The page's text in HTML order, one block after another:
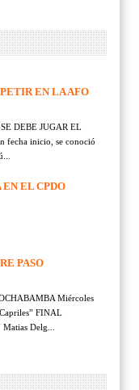
EN LA AFO
DEBE JUGAR EL
fecha inicio, se conoció
EL CPDO
PASO
Miércoles
FINAL
Delg...